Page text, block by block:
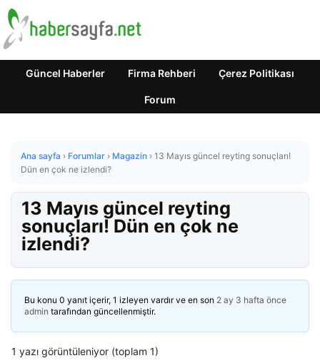
Güncel Haberler Firma Rehberi Çerez Politikası
Forum
Ana sayfa › Forumlar › Magazin › 13 Mayıs güncel reyting sonuçları!
Dün en çok ne izlendi?
13 Mayıs güncel reyting
sonuçları! Dün en çok ne
izlendi?
Bu konu 0 yanıt içerir, 1 izleyen vardır ve en son 2 ay 3 hafta önce
admin tarafından güncellenmiştir.
1 yazı görüntüleniyor (toplam 1)